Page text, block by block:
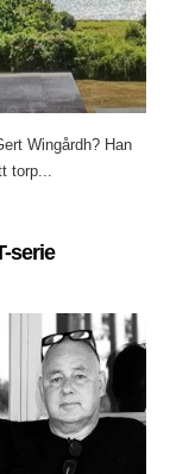
Wingårdh? Han
torp...
serie